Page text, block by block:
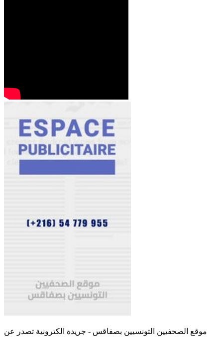
موقع الصحفيين التونسيين بصفاقس - جريدة الكترونية تصدر عن